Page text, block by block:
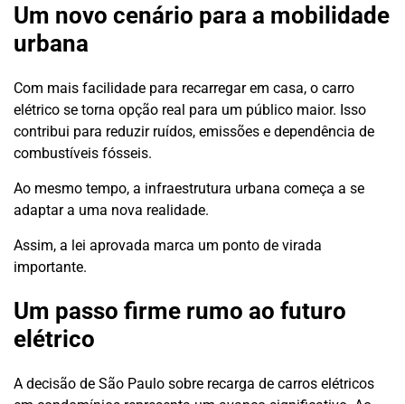
Um novo cenário para a mobilidade
urbana
Com mais facilidade para recarregar em casa, o carro
elétrico se torna opção real para um público maior. Isso
contribui para reduzir ruídos, emissões e dependência de
combustíveis fósseis.
Ao mesmo tempo, a infraestrutura urbana começa a se
adaptar a uma nova realidade.
Assim, a lei aprovada marca um ponto de virada
importante.
Um passo firme rumo ao futuro
elétrico
A decisão de São Paulo sobre recarga de carros elétricos